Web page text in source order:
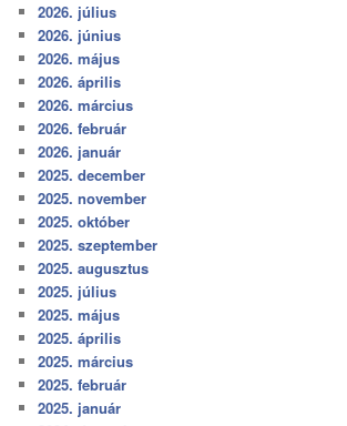
2026. július
2026. június
2026. május
2026. április
2026. március
2026. február
2026. január
2025. december
2025. november
2025. október
2025. szeptember
2025. augusztus
2025. július
2025. május
2025. április
2025. március
2025. február
2025. január